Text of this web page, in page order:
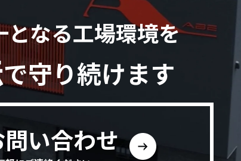
なる工場環境を
で守り続けます
い合わせ